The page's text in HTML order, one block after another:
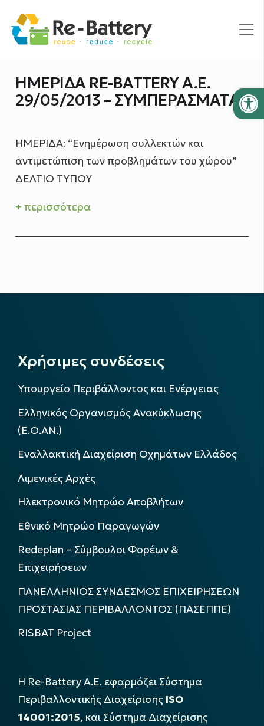
ΗΜΕΡΙΔΑ RE-BATTERY A.E.
29/05/2013 – ΣΥΜΠΕΡΑΣΜΑΤΑ
ΗΜΕΡΙΔΑ: “Ενημέρωση συλλεκτών και
αντιμετώπιση των προβλημάτων του χώρου”
ΔΕΛΤΙΟ ΤΥΠΟΥ
+ περισσότερα
Χρήσιμες συνδέσεις
Υπουργείο Περιβάλλοντος και Ενέργειας
Ελληνικός Οργανισμός Ανακύκλωσης
(Ε.Ο.ΑΝ.)
Εναλλακτική Διαχείριση Οχημάτων Ελλάδος
Λιμενικές Αρχές
Ηλεκτρονικό Μητρώο Αποβλήτων
Εθνικό Μητρώο Παραγωγών
Redeplan – Σύμβουλοι Φορέων &
Επιχειρήσεων
ΠΑΝΕΛΛΗΝΙΟΣ ΣΥΝΔΕΣΜΟΣ ΕΠΙΧΕΙΡΗΣΕΩΝ
ΠΡΟΣΤΑΣΙΑΣ ΠΕΡΙΒΑΛΛΟΝΤΟΣ (ΠΑΣΕΠΠΕ)
RISBAT Project
Η Re-Battery Α.Ε. εφαρμόζει Σύστημα
Περιβαλλοντικής Διαχείρισης ISO
14001:2015, και Σύστημα Διαχείρισης